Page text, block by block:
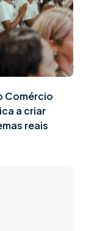
Comércio
a criar
reais